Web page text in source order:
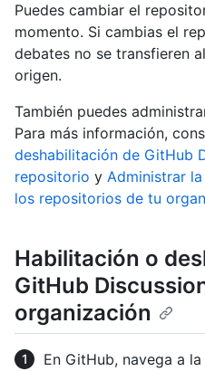
Puedes cambiar el
momento. Si cambias el
debates no se transfieren
origen.
También puedes
Para más información,
deshabilitación de GitHub
repositorio y Administrar
los repositorios de tu
Habilitación o
GitHub
organización
En GitHub, navega a